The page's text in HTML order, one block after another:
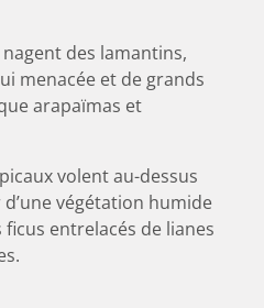
des lamantins,
menacée et de grands
arapaïmas et
volent au-dessus
végétation humide
ficus entrelacés de lianes